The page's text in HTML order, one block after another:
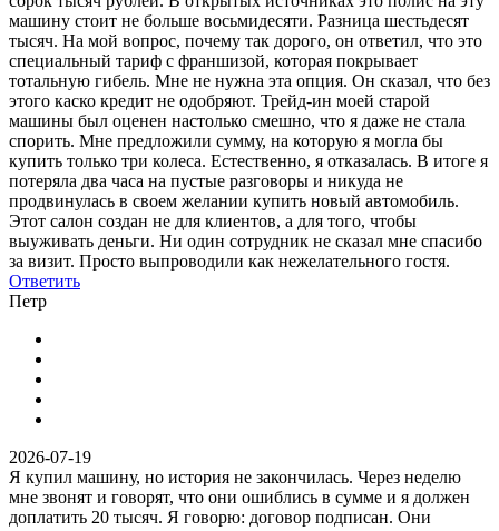
машину стоит не больше восьмидесяти. Разница шестьдесят
тысяч. На мой вопрос, почему так дорого, он ответил, что это
специальный тариф с франшизой, которая покрывает
тотальную гибель. Мне не нужна эта опция. Он сказал, что без
этого каско кредит не одобряют. Трейд-ин моей старой
машины был оценен настолько смешно, что я даже не стала
спорить. Мне предложили сумму, на которую я могла бы
купить только три колеса. Естественно, я отказалась. В итоге я
потеряла два часа на пустые разговоры и никуда не
продвинулась в своем желании купить новый автомобиль.
Этот салон создан не для клиентов, а для того, чтобы
выуживать деньги. Ни один сотрудник не сказал мне спасибо
за визит. Просто выпроводили как нежелательного гостя.
Ответить
Петр
2026-07-19
Я купил машину, но история не закончилась. Через неделю
мне звонят и говорят, что они ошиблись в сумме и я должен
доплатить 20 тысяч. Я говорю: договор подписан. Они